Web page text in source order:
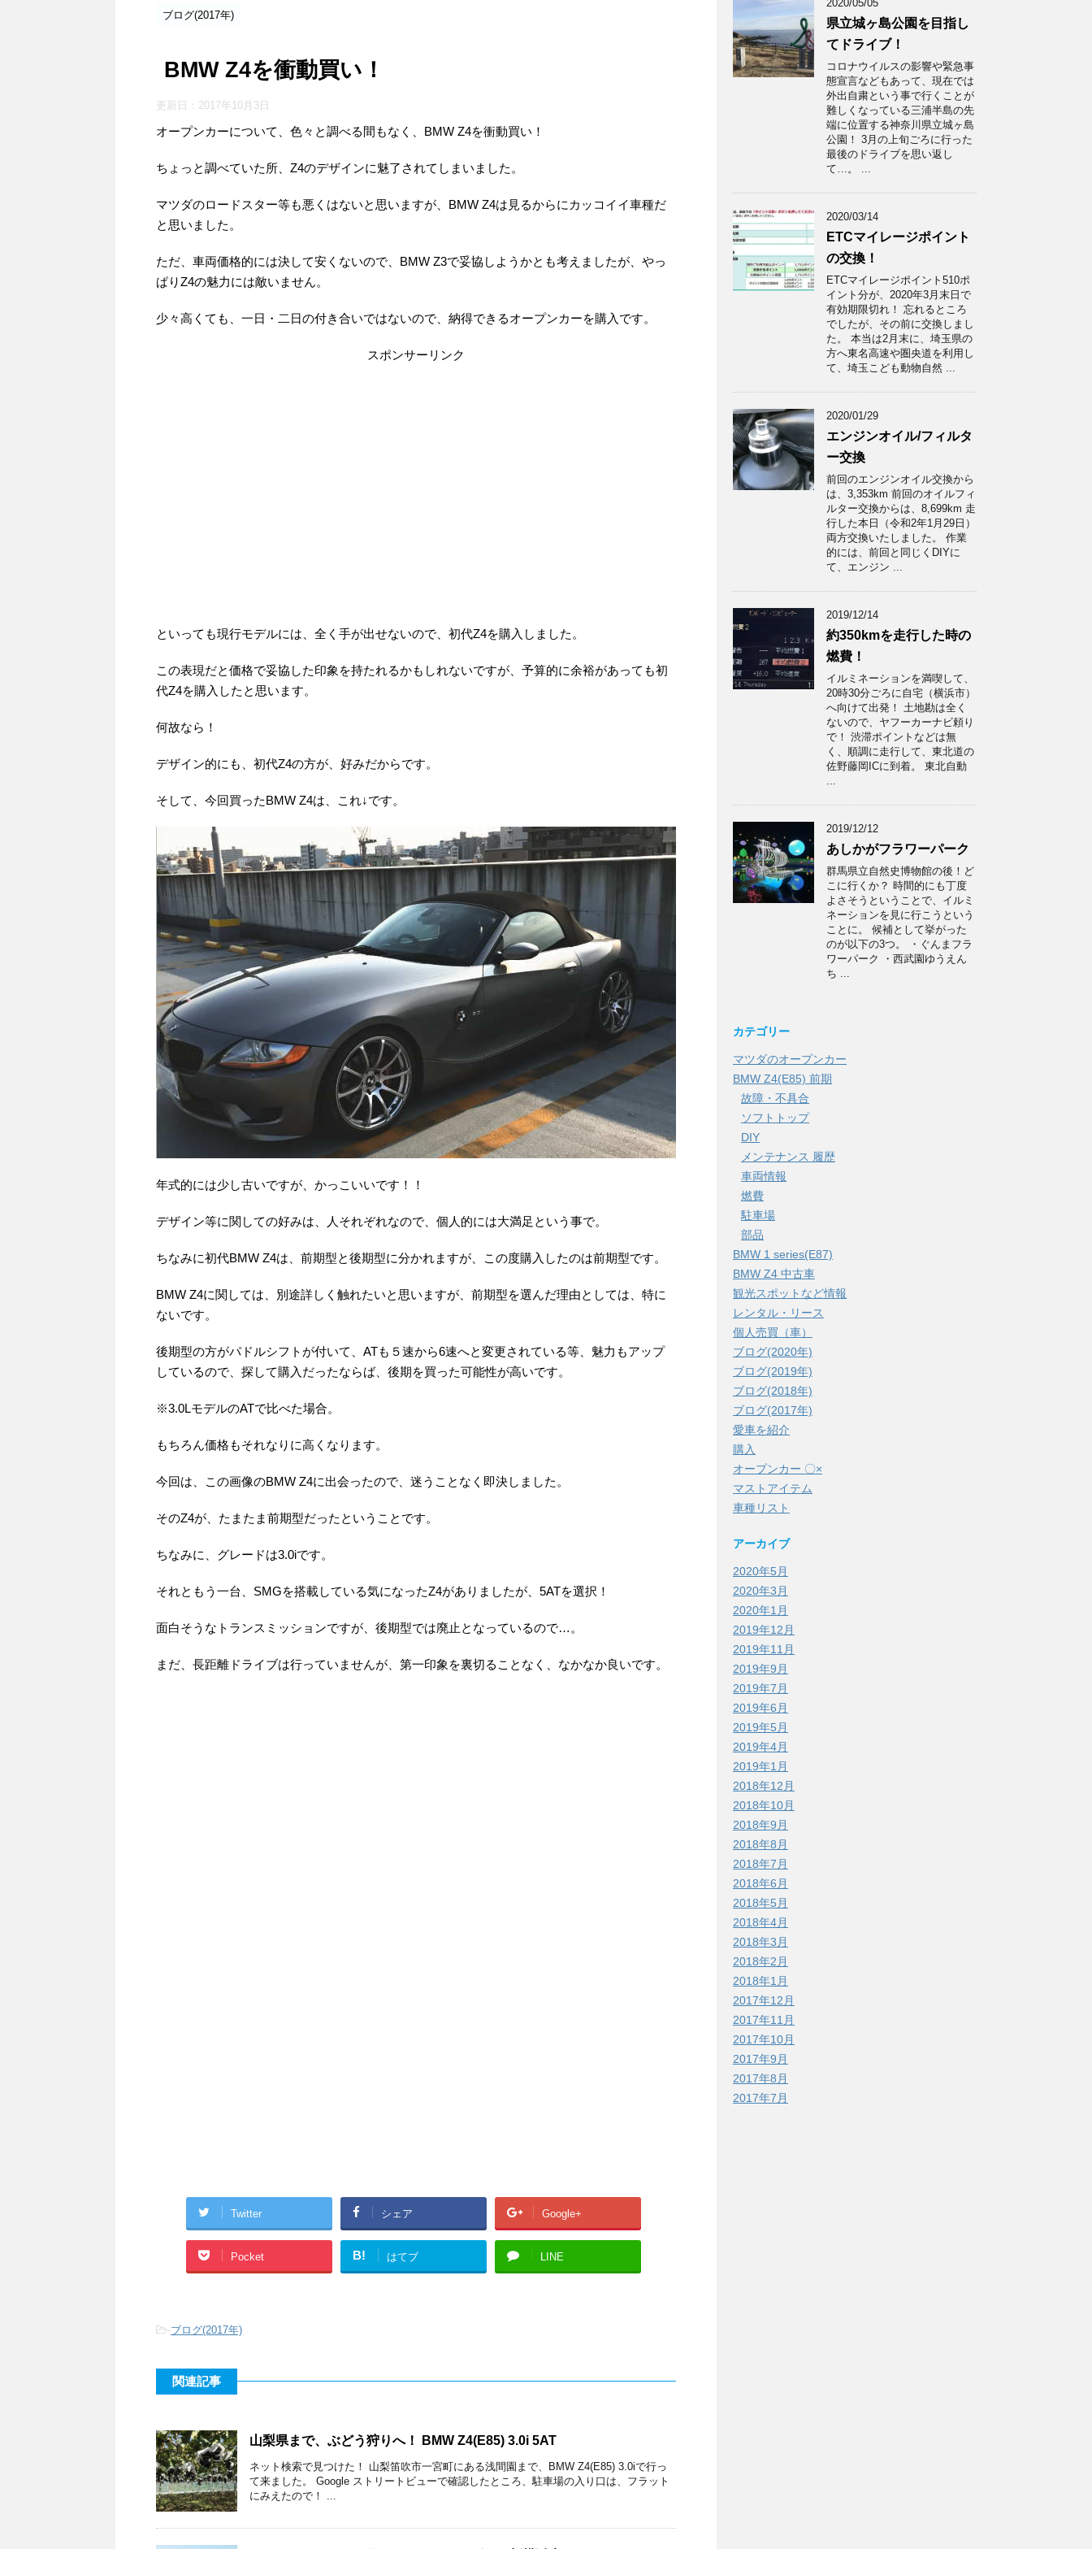
ブログ(2017年)
BMW Z4を衝動買い！
更新日： 2017年10月3日
オープンカーについて、色々と調べる間もなく、BMW Z4を衝動買い！
ちょっと調べていた所、Z4のデザインに魅了されてしまいました。
マツダのロードスター等も悪くはないと思いますが、BMW Z4は見るからにカッコイイ車種だ
と思いました。
ただ、車両価格的には決して安くないので、BMW Z3で妥協しようかとも考えましたが、やっ
ぱりZ4の魅力には敵いません。
少々高くても、一日・二日の付き合いではないので、納得できるオープンカーを購入です。
スポンサーリンク
といっても現行モデルには、全く手が出せないので、初代Z4を購入しました。
この表現だと価格で妥協した印象を持たれるかもしれないですが、予算的に余裕があっても初
代Z4を購入したと思います。
何故なら！
デザイン的にも、初代Z4の方が、好みだからです。
そして、今回買ったBMW Z4は、これ↓です。
年式的には少し古いですが、かっこいいです！！
デザイン等に関しての好みは、人それぞれなので、個人的には大満足という事で。
ちなみに初代BMW Z4は、前期型と後期型に分かれますが、この度購入したのは前期型です。
BMW Z4に関しては、別途詳しく触れたいと思いますが、前期型を選んだ理由としては、特に
ないです。
後期型の方がパドルシフトが付いて、ATも５速から6速へと変更されている等、魅力もアップ
しているので、探して購入だったならば、後期を買った可能性が高いです。
※3.0LモデルのATで比べた場合。
もちろん価格もそれなりに高くなります。
今回は、この画像のBMW Z4に出会ったので、迷うことなく即決しました。
そのZ4が、たまたま前期型だったということです。
ちなみに、グレードは3.0iです。
それともう一台、SMGを搭載している気になったZ4がありましたが、5ATを選択！
面白そうなトランスミッションですが、後期型では廃止となっているので…。
まだ、長距離ドライブは行っていませんが、第一印象を裏切ることなく、なかなか良いです。
Twitter シェア Google+
Pocket B! はてブ LINE
-ブログ(2017年)
関連記事
山梨県まで、ぶどう狩りへ！ BMW Z4(E85) 3.0i 5AT
ネット検索で見つけた！ 山梨笛吹市一宮町にある浅間園まで、BMW Z4(E85) 3.0iで行っ
て来ました。 Google ストリートビューで確認したところ、駐車場の入り口は、フラット
にみえたので！ ...
2020/05/05
県立城ヶ島公園を目指し
てドライブ！
コロナウイルスの影響や緊急事
態宣言などもあって、現在では
外出自粛という事で行くことが
難しくなっている三浦半島の先
端に位置する神奈川県立城ヶ島
公園！ 3月の上旬ごろに行った
最後のドライブを思い返し
て…。 ...
2020/03/14
ETCマイレージポイント
の交換！
ETCマイレージポイント510ポ
イント分が、2020年3月末日で
有効期限切れ！ 忘れるところ
でしたが、その前に交換しまし
た。 本当は2月末に、埼玉県の
方へ東名高速や圏央道を利用し
て、埼玉こども動物自然 ...
2020/01/29
エンジンオイル/フィルタ
ー交換
前回のエンジンオイル交換から
は、3,353km 前回のオイルフィ
ルター交換からは、8,699km 走
行した本日（令和2年1月29日）
両方交換いたしました。 作業
的には、前回と同じくDIYに
て、エンジン ...
2019/12/14
約350kmを走行した時の
燃費！
イルミネーションを満喫して、
20時30分ごろに自宅（横浜市）
へ向けて出発！ 土地勘は全く
ないので、ヤフーカーナビ頼り
で！ 渋滞ポイントなどは無
く、順調に走行して、東北道の
佐野藤岡ICに到着。 東北自動
2019/12/12
あしかがフラワーパーク
群馬県立自然史博物館の後！ど
こに行くか？ 時間的にも丁度
よさそうということで、イルミ
ネーションを見に行こうという
ことに。 候補として挙がった
のが以下の3つ。 ・ぐんまフラ
ワーパーク ・西武園ゆうえん
ち ...
カテゴリー
マツダのオープンカー
BMW Z4(E85) 前期
故障・不具合
ソフトトップ
DIY
メンテナンス 履歴
車両情報
燃費
駐車場
部品
BMW 1 series(E87)
BMW Z4 中古車
観光スポットなど情報
レンタル・リース
個人売買（車）
ブログ(2020年)
ブログ(2019年)
ブログ(2018年)
ブログ(2017年)
愛車を紹介
購入
オープンカー 〇×
マストアイテム
車種リスト
アーカイブ
2020年5月
2020年3月
2020年1月
2019年12月
2019年11月
2019年9月
2019年7月
2019年6月
2019年5月
2019年4月
2019年1月
2018年12月
2018年10月
2018年9月
2018年8月
2018年7月
2018年6月
2018年5月
2018年4月
2018年3月
2018年2月
2018年1月
2017年12月
2017年11月
2017年10月
2017年9月
2017年8月
2017年7月